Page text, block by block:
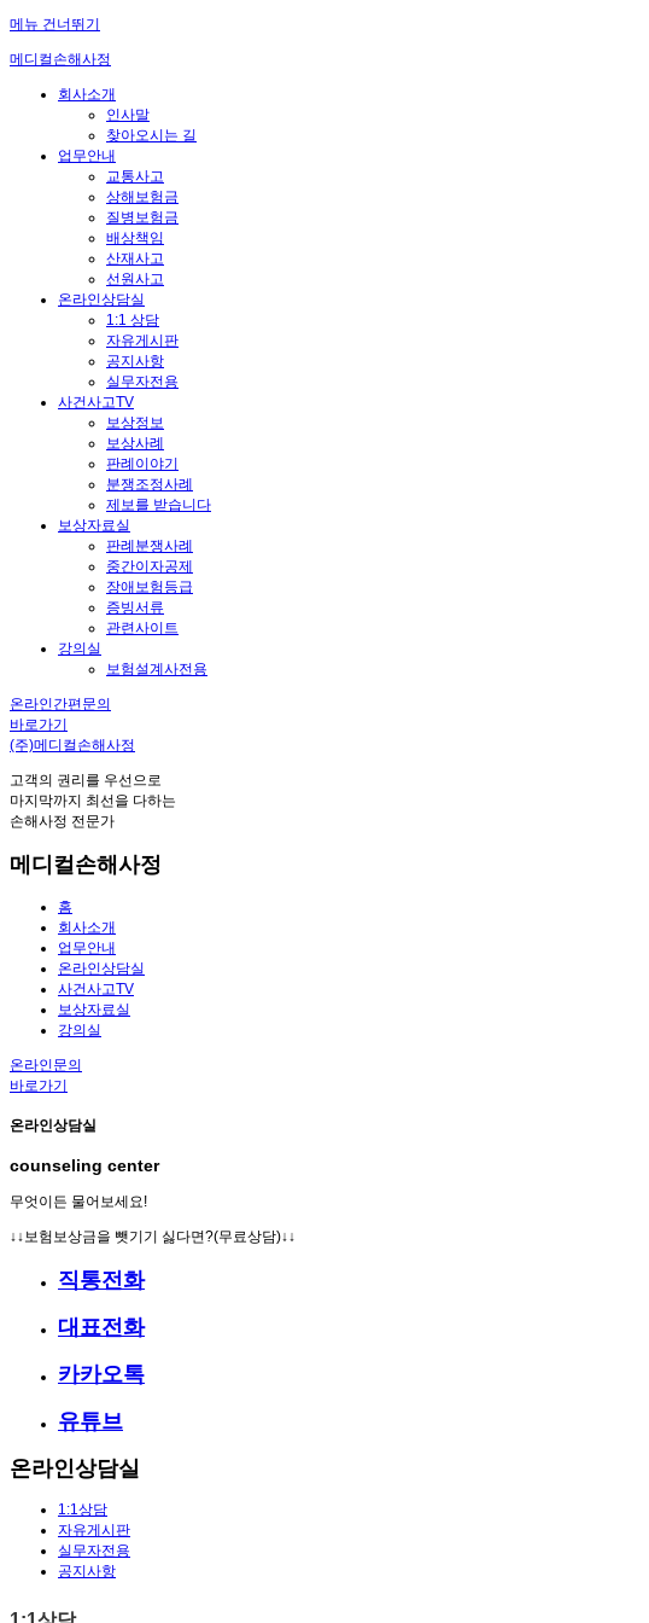
메뉴 건너뛰기
메디컬손해사정
회사소개
인사말
찾아오시는 길
업무안내
교통사고
상해보험금
질병보험금
배상책임
산재사고
선원사고
온라인상담실
1:1 상담
자유게시판
공지사항
실무자전용
사건사고TV
보상정보
보상사례
판례이야기
분쟁조정사례
제보를 받습니다
보상자료실
판례분쟁사례
중간이자공제
장애보험등급
증빙서류
관련사이트
강의실
보험설계사전용
온라인간편문의
바로가기
(주)메디컬손해사정
고객의 권리를 우선으로
마지막까지 최선을 다하는
손해사정 전문가
메디컬손해사정
홈
회사소개
업무안내
온라인상담실
사건사고TV
보상자료실
강의실
온라인문의
바로가기
온라인상담실
counseling center
무엇이든 물어보세요!
↓↓보험보상금을 뺏기기 싫다면?(무료상담)↓↓
직통전화
대표전화
카카오톡
유튜브
온라인상담실
1:1상담
자유게시판
실무자전용
공지사항